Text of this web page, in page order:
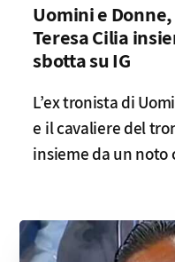
Uomini e
Teresa Cilia
sbotta su IG
L’ex tronista di
e il cavaliere del
insieme da un noto